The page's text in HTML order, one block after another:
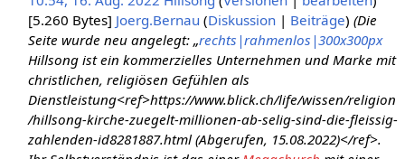
[5.260 Bytes] Joerg.Bernau (Diskussion | Beiträge) (Die
Seite wurde neu angelegt: „rechts|rahmenlos|300x300px
Hillsong ist ein kommerzielles Unternehmen und Marke mit
christlichen, religiösen Gefühlen als
Dienstleistung<ref>https://www.blick.ch/life/wissen/religion
/hillsong-kirche-zuegelt-millionen-ab-selig-sind-die-fleissig-
zahlenden-id8281887.html (Abgerufen, 15.08.2022)</ref>.